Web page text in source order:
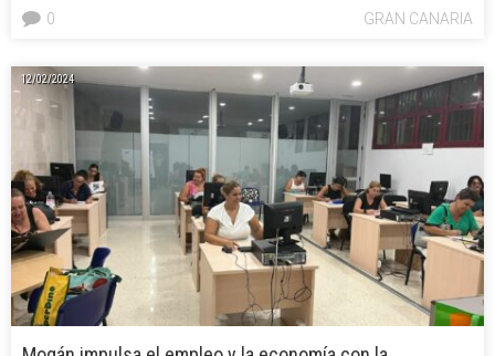
GRAN CANARIA
0
12/02/2024